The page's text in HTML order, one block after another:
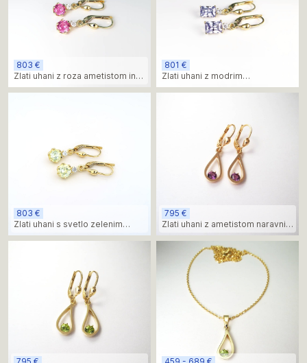
803 €
Zlati uhani z roza ametistom in
diamanti
801 €
Zlati uhani z modrim
akvamarinom in diamanti
803 €
Zlati uhani s svetlo zelenim
chrysolitom in diamanti
795 €
Zlati uhani z ametistom naravnih
oblik